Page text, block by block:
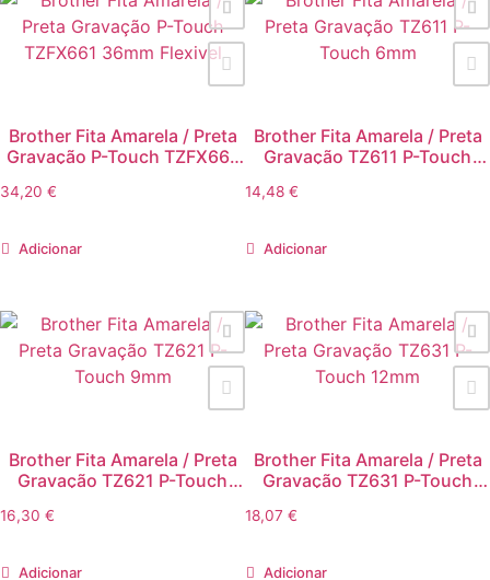
Brother Fita Amarela / Preta
Gravação P-Touch TZFX661
34,20 €
Adicionar
Brother Fita Amarela / Preta
Gravação TZ611 P-Touch
14,48 €
Adicionar
Brother Fita Amarela / Preta
Gravação TZ621 P-Touch
16,30 €
Adicionar
Brother Fita Amarela / Preta
Gravação TZ631 P-Touch
18,07 €
Adicionar